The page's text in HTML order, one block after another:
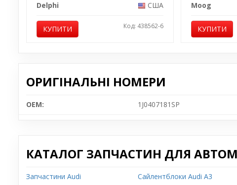
Delphi
США
КУПИТИ Код: 438562-6
Moog
КУПИТИ
ОРИГІНАЛЬНІ НОМЕРИ
OEM: 1J0407181SP
КАТАЛОГ ЗАПЧАСТИН ДЛЯ
Запчастини Audi Сайлентблоки Audi A3